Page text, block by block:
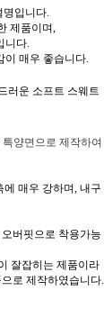
입니다.
제품이며,
니다.
매우 좋습니다.
러운 소프트 스웨트
양면으로 제작하여
매우 강하며, 내구
버핏으로 착용가능
잘잡히는 제품이라
로 제작하였습니다.